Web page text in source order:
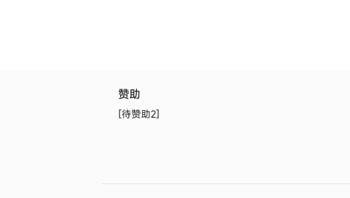
赞助
[待赞助2]